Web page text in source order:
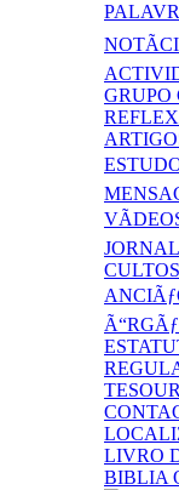
GRUPO
LIVRO
BIBLIA